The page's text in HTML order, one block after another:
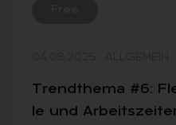
Trend­the­ma #6:
le und